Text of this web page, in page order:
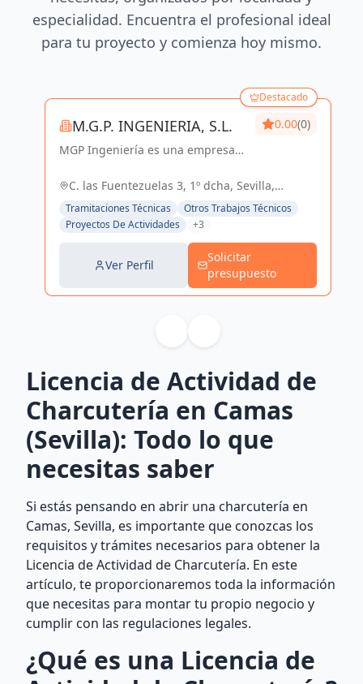
especialidad. Encuentra el profesional ideal
para tu proyecto y comienza hoy mismo.
Destacado
M.G.P. INGENIERIA, S.L.
MGP Ingeniería es una empresa
proyectos de Ingeniería y
experiencia en el sector Industrial,
Logístico, Comercial...
0.00(0)
C. las Fuentezuelas 3, 1º dcha, Sevilla,
España, España
Tramitaciones Técnicas
Otros Trabajos Técnicos
Proyectos De Actividades
+3
Ver Perfil
Solicitar
presupuesto
Licencia de Actividad de
Charcutería en Camas
(Sevilla): Todo lo que
necesitas saber
Si estás pensando en abrir una charcutería en
Camas, Sevilla, es importante que conozcas los
requisitos y trámites necesarios para obtener la
Licencia de Actividad de Charcutería. En este
artículo, te proporcionaremos toda la información
que necesitas para montar tu propio negocio y
cumplir con las regulaciones legales.
¿Qué es una Licencia de